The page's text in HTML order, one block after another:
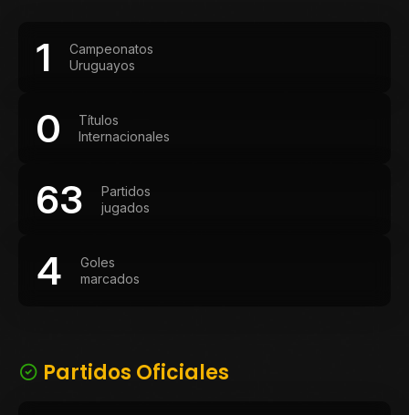
1
Campeonatos
Uruguayos
0
Títulos
Internacionales
63
Partidos
jugados
4
Goles
marcados
Partidos Oficiales